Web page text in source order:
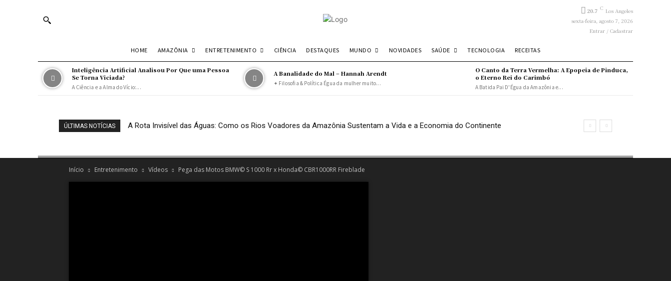
20.7 C Los Angeles
sexta-feira, agosto 7, 2026
Entrar / Cadastrar
HOME AMAZÔNIA ENTRETENIMENTO CIÊNCIA DESTAQUES MUNDO NOVIDADES SAÚDE TECNOLOGIA RECEITAS
Inteligência Artificial Analisou Por Que uma Pessoa
Se Torna Viciada?
A Ciência e a Alma do Vício:...
A Banalidade do Mal – Hannah Arendt
✦ Filosofia & Política Égua da mulher muito...
O Canto da Terra Vermelha: A Epopeia de Pinduca,
o Eterno Rei do Carimbó
A Batida Pai D'Égua da Amazônia e...
ÚLTIMAS NOTÍCIAS A Rota Invisível das Águas: Como os Rios Voadores da Amazônia Sustentam a Vida e a Economia do Continente
Início Entretenimento Vídeos Pega das Motos BMW© S 1000 Rr x Honda© CBR1000RR Fireblade
Turn off snow